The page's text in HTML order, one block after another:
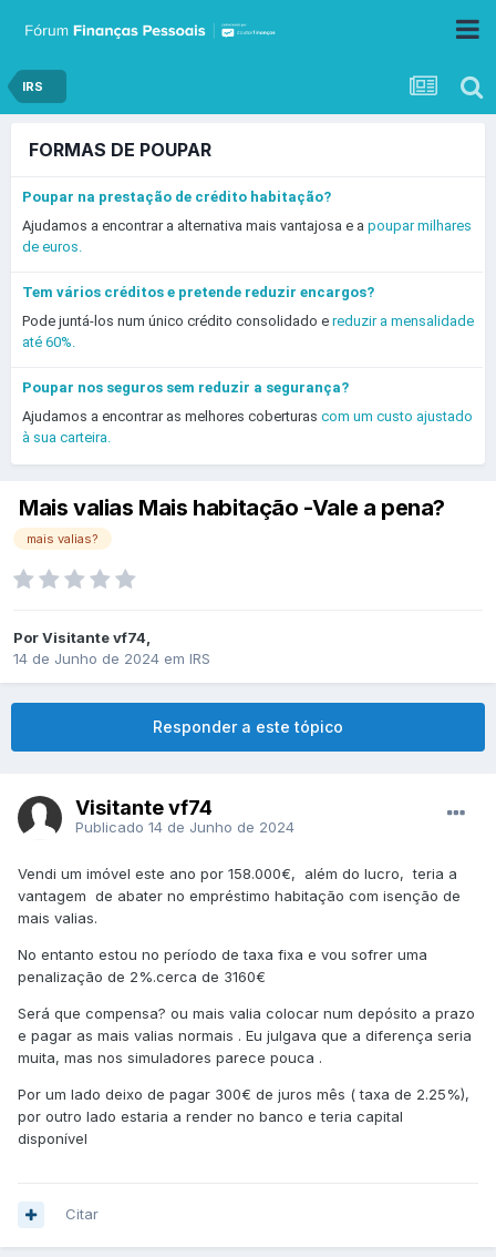
IRS
FORMAS DE POUPAR
Poupar na prestação de crédito habitação?
Ajudamos a encontrar a alternativa mais vantajosa e a poupar milhares
de euros.
Tem vários créditos e pretende reduzir encargos?
Pode juntá-los num único crédito consolidado e reduzir a mensalidade
até 60%.
Poupar nos seguros sem reduzir a segurança?
Ajudamos a encontrar as melhores coberturas com um custo ajustado
à sua carteira.
Mais valias Mais habitação -Vale a pena?
mais valias?
PorVisitante vf74,
14 de Junho de 2024 em IRS
Responder a este tópico
Visitante vf74
Publicado 14 de Junho de 2024
Vendi um imóvel este ano por 158.000€,
além do lucro, teria a
vantagem de abater no empréstimo habitação com isenção de
mais valias.
No entanto estou no período de taxa fixa e vou sofrer uma
penalização de 2%.cerca de 3160€
Será que compensa? ou mais valia colocar num depósito a prazo
e pagar as mais valias normais . Eu julgava que a diferença seria
muita, mas nos simuladores parece pouca .
Por um lado deixo de pagar 300€ de juros mês ( taxa de 2.25%),
por outro lado estaria a render no banco e teria capital
disponível
Citar